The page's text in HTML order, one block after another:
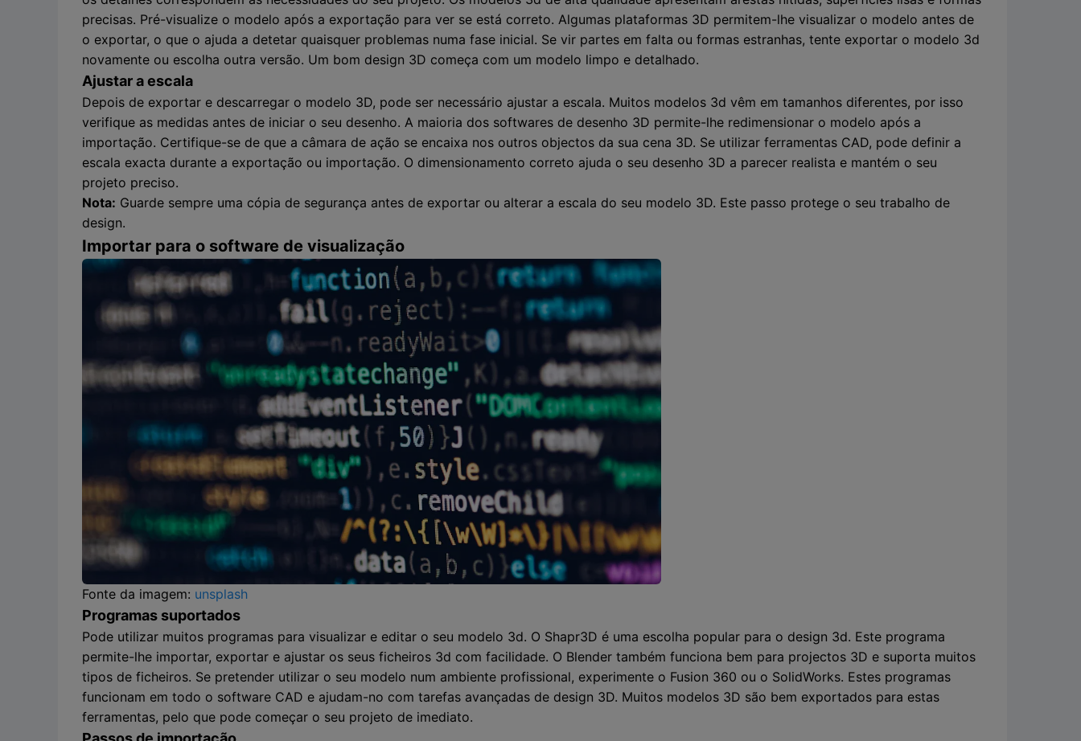
precisas. Pré-visualize o modelo após a exportação para ver se está correto. Algumas plataformas 3D permitem-lhe visualizar o modelo antes de
o exportar, o que o ajuda a detetar quaisquer problemas numa fase inicial. Se vir partes em falta ou formas estranhas, tente exportar o modelo 3d
novamente ou escolha outra versão. Um bom design 3D começa com um modelo limpo e detalhado.
Ajustar a escala
Depois de exportar e descarregar o modelo 3D, pode ser necessário ajustar a escala. Muitos modelos 3d vêm em tamanhos diferentes, por isso
verifique as medidas antes de iniciar o seu desenho. A maioria dos softwares de desenho 3D permite-lhe redimensionar o modelo após a
importação. Certifique-se de que a câmara de ação se encaixa nos outros objectos da sua cena 3D. Se utilizar ferramentas CAD, pode definir a
escala exacta durante a exportação ou importação. O dimensionamento correto ajuda o seu desenho 3D a parecer realista e mantém o seu
projeto preciso.
Nota: Guarde sempre uma cópia de segurança antes de exportar ou alterar a escala do seu modelo 3D. Este passo protege o seu trabalho de
design.
Importar para o software de visualização
Fonte da imagem: unsplash
Programas suportados
Pode utilizar muitos programas para visualizar e editar o seu modelo 3d. O Shapr3D é uma escolha popular para o design 3d. Este programa
permite-lhe importar, exportar e ajustar os seus ficheiros 3d com facilidade. O Blender também funciona bem para projectos 3D e suporta muitos
tipos de ficheiros. Se pretender utilizar o seu modelo num ambiente profissional, experimente o Fusion 360 ou o SolidWorks. Estes programas
funcionam em todo o software CAD e ajudam-no com tarefas avançadas de design 3D. Muitos modelos 3D são bem exportados para estas
ferramentas, pelo que pode começar o seu projeto de imediato.